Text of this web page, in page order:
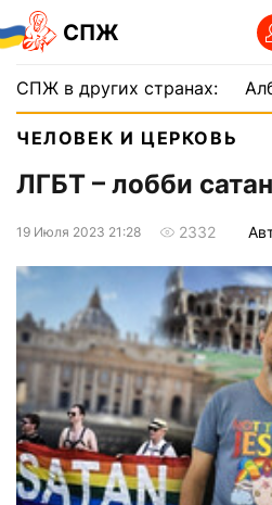
СПЖ
СПЖ в других странах:
ЧЕЛОВЕК И ЦЕРКОВЬ
ЛГБТ – лобби
19 Июля 2023 21:28 2332